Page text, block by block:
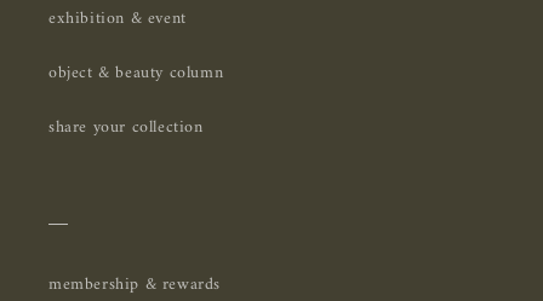
exhibition & event
object & beauty column
share your collection
＿
membership & rewards